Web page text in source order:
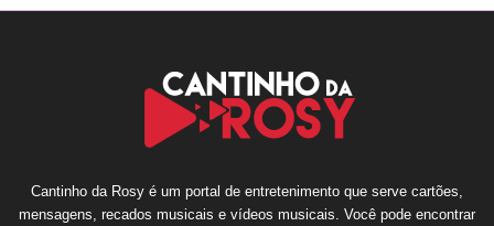
Cantinho da Rosy é um portal de entretenimento que serve cartões,
mensagens, recados musicais e vídeos musicais. Você pode encontrar